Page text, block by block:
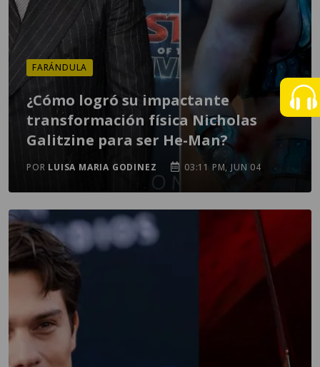
FARÁNDULA
¿Cómo logró su impactante
transformación física Nicholas
Galitzine para ser He-Man?
POR LUISA MARIA GODINEZ 03:11 PM, JUN 04